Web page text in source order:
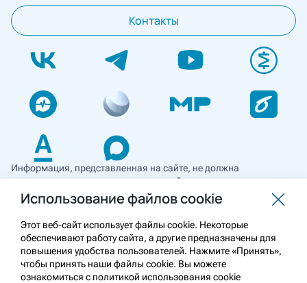
Контакты
Информация, представленная на сайте, не должна
использоваться для самостоятельной диагностики и лечения
и не может служить заменой очной консультации врача. Перед
применением необходимо ознакомиться
с противопоказаниями препарата. Информация
о лекарственных средствах рецептурного отпуска
предназначена для медицинских и фармацевтических
работников.
Использование файлов cookie
Этот веб-сайт использует файлы cookie. Некоторые
обеспечивают работу сайта, а другие предназначены для
повышения удобства пользователей. Нажмите «Принять»,
чтобы принять наши файлы cookie. Вы можете
ознакомиться с политикой использования cookie